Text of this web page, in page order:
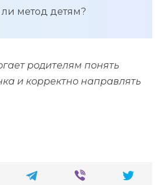
метод детям?
родителям понять
и корректно направлять